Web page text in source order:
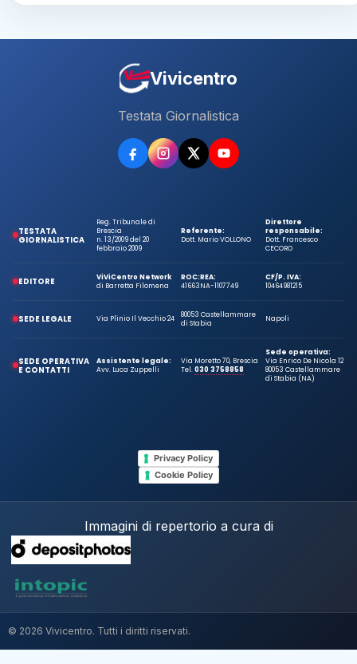
Vivicentro
Testata Giornalistica
TESTATA
GIORNALISTICA
Reg. Tribunale di
Brescia
n. 13/2009 del 20
febbraio 2009
Referente:
Dott. Mario VOLLONO
Direttore
responsabile:
Dott. Francesco
CECORO
EDITORE
ViViCentro Network
di Barretta Filomena
ROC:
41663
REA:
NA-1107749
CF/P. IVA:
10464981215
SEDE LEGALE Via Plinio Il Vecchio 24
80053 Castellammare
di Stabia
Napoli
SEDE OPERATIVA
E CONTATTI
Assistente legale:
Avv. Luca Zuppelli
Via Moretto 70, Brescia
Tel.030 3758858
Sede operativa:
Via Enrico De Nicola 12
80053 Castellammare
di Stabia (NA)
Privacy Policy
Cookie Policy
Immagini di repertorio a cura di
© 2026 Vivicentro. Tutti i diritti riservati.